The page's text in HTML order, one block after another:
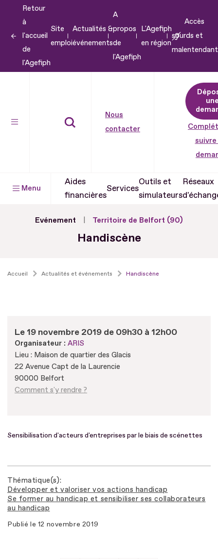
contenu
Retour
à
l'accueil
de
l'Agefiph
Site
emploi
Actualités &
événements
A
propos
de
l'Agefiph
L'Agefiph
en région
Accès
sourds et
Nous
contacter
suivre
Menu
Aides
financières
Services
Outils et
simulateurs
Réseaux
Evénement Territoire de Belfort (90)
Handiscène
Accueil Actualités et événements Handiscène
Le 19 novembre 2019 de 09h30 à 12h00
Organisateur : ARIS
Lieu : Maison de quartier des Glacis
22 Avenue Capt de la Laurencie
90000 Belfort
Comment s'y rendre ?
Sensibilisation d'acteurs d'entreprises par le biais de scénettes
Thématique(s)
Développer et valoriser vos actions handicap
Se former au handicap et sensibiliser ses collaborateurs
au handicap
Publié le 12 novembre 2019